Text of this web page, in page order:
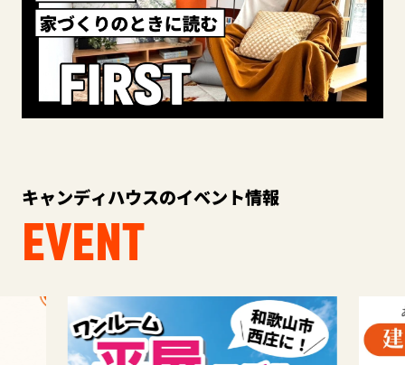
キャンディハウスのイベント情報
EVENT